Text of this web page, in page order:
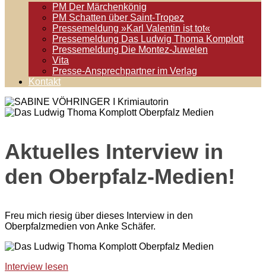
PM Der Märchenkönig
PM Schatten über Saint-Tropez
Pressemeldung »Karl Valentin ist tot«
Pressemeldung Das Ludwig Thoma Komplott
Pressemeldung Die Montez-Juwelen
Vita
Presse-Ansprechpartner im Verlag
Kontakt
Aktuelles Interview in
den Oberpfalz-Medien!
Freu mich riesig über dieses Interview in den
Oberpfalzmedien von Anke Schäfer.
Interview lesen